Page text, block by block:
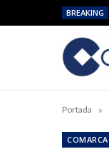
BREAKING
Portada »
COMARCA